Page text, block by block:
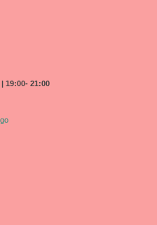
19:00- 21:00